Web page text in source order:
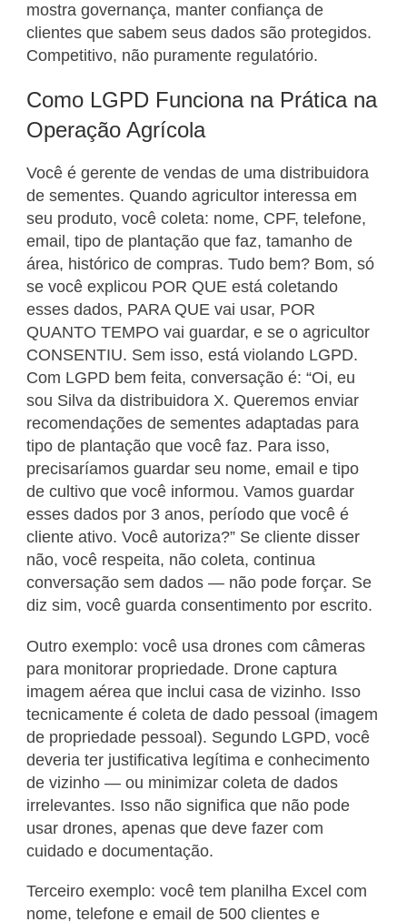
mostra governança, manter confiança de
clientes que sabem seus dados são protegidos.
Competitivo, não puramente regulatório.
Como LGPD Funciona na Prática na
Operação Agrícola
Você é gerente de vendas de uma distribuidora
de sementes. Quando agricultor interessa em
seu produto, você coleta: nome, CPF, telefone,
email, tipo de plantação que faz, tamanho de
área, histórico de compras. Tudo bem? Bom, só
se você explicou POR QUE está coletando
esses dados, PARA QUE vai usar, POR
QUANTO TEMPO vai guardar, e se o agricultor
CONSENTIU. Sem isso, está violando LGPD.
Com LGPD bem feita, conversação é: “Oi, eu
sou Silva da distribuidora X. Queremos enviar
recomendações de sementes adaptadas para
tipo de plantação que você faz. Para isso,
precisaríamos guardar seu nome, email e tipo
de cultivo que você informou. Vamos guardar
esses dados por 3 anos, período que você é
cliente ativo. Você autoriza?” Se cliente disser
não, você respeita, não coleta, continua
conversação sem dados — não pode forçar. Se
diz sim, você guarda consentimento por escrito.
Outro exemplo: você usa drones com câmeras
para monitorar propriedade. Drone captura
imagem aérea que inclui casa de vizinho. Isso
tecnicamente é coleta de dado pessoal (imagem
de propriedade pessoal). Segundo LGPD, você
deveria ter justificativa legítima e conhecimento
de vizinho — ou minimizar coleta de dados
irrelevantes. Isso não significa que não pode
usar drones, apenas que deve fazer com
cuidado e documentação.
Terceiro exemplo: você tem planilha Excel com
nome, telefone e email de 500 clientes e